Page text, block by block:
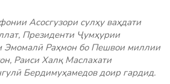
Асосгузори сулҳу ваҳдати
Президенти Ҷумҳурии
Эмомалӣ Раҳмон бо Пешвои миллии
Раиси Халқ Маслахати
Бердимуҳамедов доир гардид.